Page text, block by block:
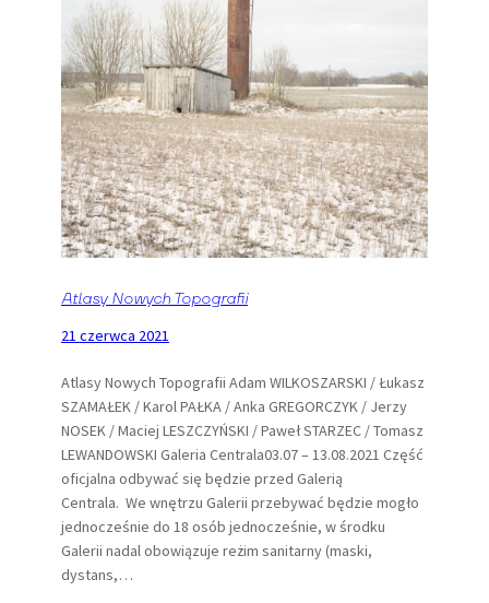
Atlasy Nowych Topografii
21 czerwca 2021
Atlasy Nowych Topografii Adam WILKOSZARSKI / Łukasz
SZAMAŁEK / Karol PAŁKA / Anka GREGORCZYK / Jerzy
NOSEK / Maciej LESZCZYŃSKI / Paweł STARZEC / Tomasz
LEWANDOWSKI Galeria Centrala03.07 – 13.08.2021 Część
oficjalna odbywać się będzie przed Galerią
Centrala. We wnętrzu Galerii przebywać będzie mogło
jednocześnie do 18 osób jednocześnie, w środku
Galerii nadal obowiązuje reżim sanitarny (maski,
dystans,…